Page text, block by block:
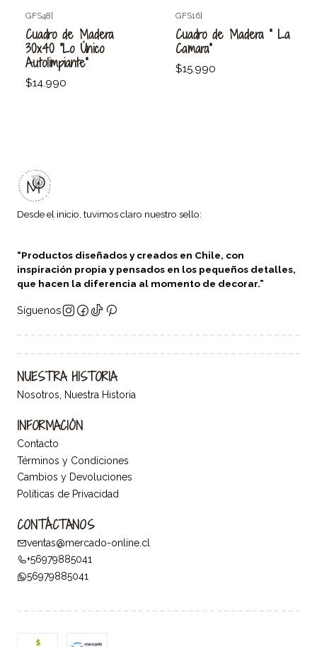
GFS48|
Cuadro de Madera
30x40 "Lo Único
Autolimpiante"
$14.990
GFS16|
Cuadro de Madera " La
Camara"
$15.990
Desde el inicio, tuvimos claro nuestro sello:
“Productos diseñados y creados en Chile, con
inspiración propia y pensados en los pequeños detalles,
que hacen la diferencia al momento de decorar.”
Síguenos
NUESTRA HISTORIA
Nosotros, Nuestra Historia
INFORMACIÓN
Contacto
Términos y Condiciones
Cambios y Devoluciones
Políticas de Privacidad
CONTÁCTANOS
ventas@mercado-online.cl
+56979885041
56979885041